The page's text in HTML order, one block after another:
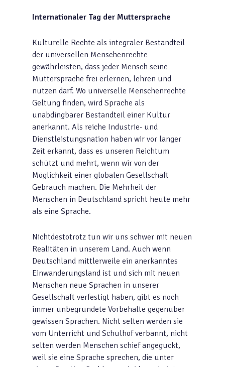
Internationaler Tag der Muttersprache
Kulturelle Rechte als integraler Bestandteil
der universellen Menschenrechte
gewährleisten, dass jeder Mensch seine
Muttersprache frei erlernen, lehren und
nutzen darf. Wo universelle Menschenrechte
Geltung finden, wird Sprache als
unabdingbarer Bestandteil einer Kultur
anerkannt. Als reiche Industrie- und
Dienstleistungsnation haben wir vor langer
Zeit erkannt, dass es unseren Reichtum
schützt und mehrt, wenn wir von der
Möglichkeit einer globalen Gesellschaft
Gebrauch machen. Die Mehrheit der
Menschen in Deutschland spricht heute mehr
als eine Sprache.
Nichtdestotrotz tun wir uns schwer mit neuen
Realitäten in unserem Land. Auch wenn
Deutschland mittlerweile ein anerkanntes
Einwanderungsland ist und sich mit neuen
Menschen neue Sprachen in unserer
Gesellschaft verfestigt haben, gibt es noch
immer unbegründete Vorbehalte gegenüber
gewissen Sprachen. Nicht selten werden sie
vom Unterricht und Schulhof verbannt, nicht
selten werden Menschen schief angeguckt,
weil sie eine Sprache sprechen, die unter